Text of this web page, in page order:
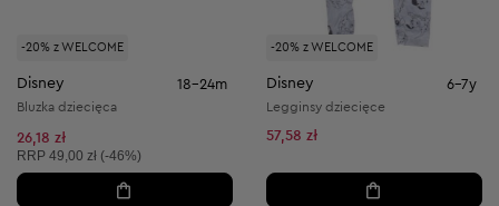
-20% z WELCOME
Disney 18-24m
Bluzka dziecięca
26,18 zł
Cena sugerowana:
RRP 49,00 zł (-46%)
-20% z WELCOME
Disney 6-7y
Legginsy dziecięce
57,58 zł